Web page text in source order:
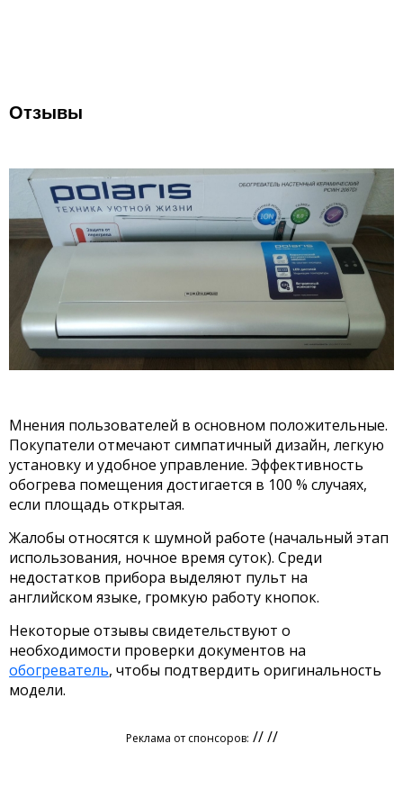
Отзывы
Мнения пользователей в основном положительные.
Покупатели отмечают симпатичный дизайн, легкую
установку и удобное управление. Эффективность
обогрева помещения достигается в 100 % случаях,
если площадь открытая.
Жалобы относятся к шумной работе (начальный этап
использования, ночное время суток). Среди
недостатков прибора выделяют пульт на
английском языке, громкую работу кнопок.
Некоторые отзывы свидетельствуют о
необходимости проверки документов на
обогреватель, чтобы подтвердить оригинальность
модели.
Реклама от спонсоров: // //